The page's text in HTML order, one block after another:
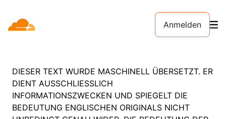
Anmelden
DIESER TEXT WURDE MASCHINELL ÜBERSETZT. ER
DIENT AUSSCHLIESSLICH
INFORMATIONSZWECKEN UND SPIEGELT DIE
BEDEUTUNG ENGLISCHEN ORIGINALS NICHT